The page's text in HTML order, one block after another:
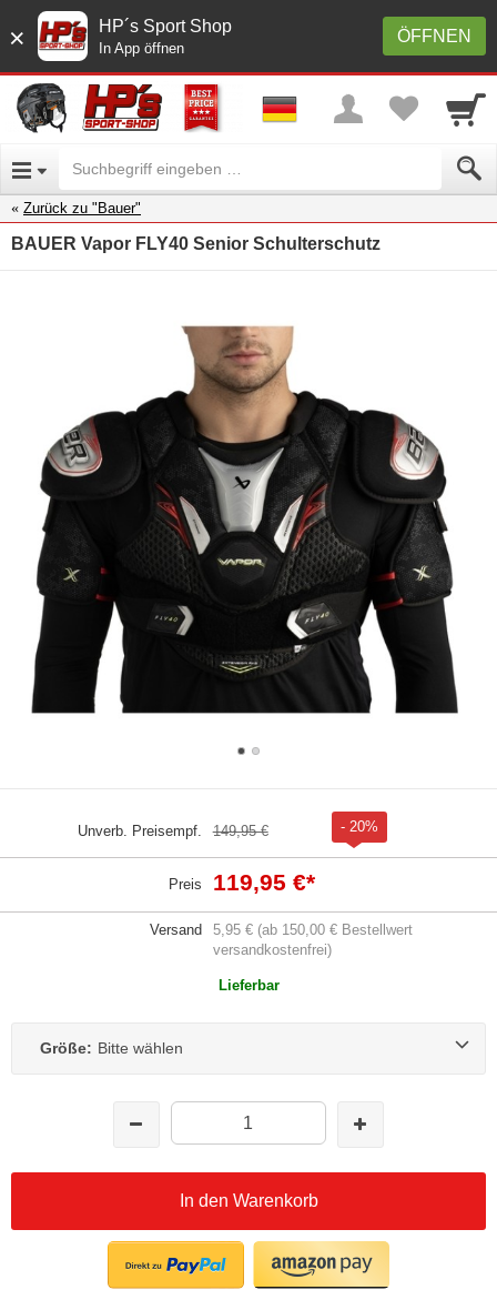
× ÖFFNEN
HP´s Sport Shop
In App öffnen
Zurück zu "Bauer"
BAUER Vapor FLY40 Senior Schulterschutz
Unverb. Preisempf. 149,95 € - 20%
Preis 119,95 €*
Versand
5,95 € (ab 150,00 € Bestellwert
versandkostenfrei)
Lieferbar
Größe: Bitte wählen
In den Warenkorb